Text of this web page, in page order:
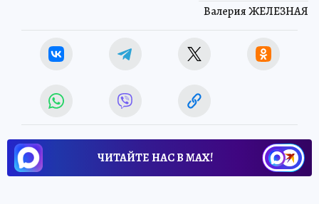
Валерия ЖЕЛЕЗНАЯ
ЧИТАЙТЕ НАС В МАХ!